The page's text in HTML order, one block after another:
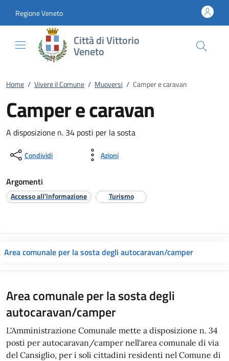
Regione Veneto
Città di Vittorio
Veneto
Home / Vivere il Comune / Muoversi / Camper e caravan
Camper e caravan
A disposizione n. 34 posti per la sosta
Condividi Azioni
Argomenti
Accesso all'informazione Turismo
Area comunale per la sosta degli autocaravan/camper
Area comunale per la sosta degli
autocaravan/camper
L'Amministrazione Comunale mette a disposizione n. 34
posti per autocaravan/camper nell'area comunale di via
del Cansiglio, per i soli cittadini residenti nel Comune di